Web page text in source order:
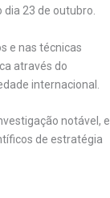
23 de outubro.
e nas técnicas
através do
internacional.
notável, e
de estratégia